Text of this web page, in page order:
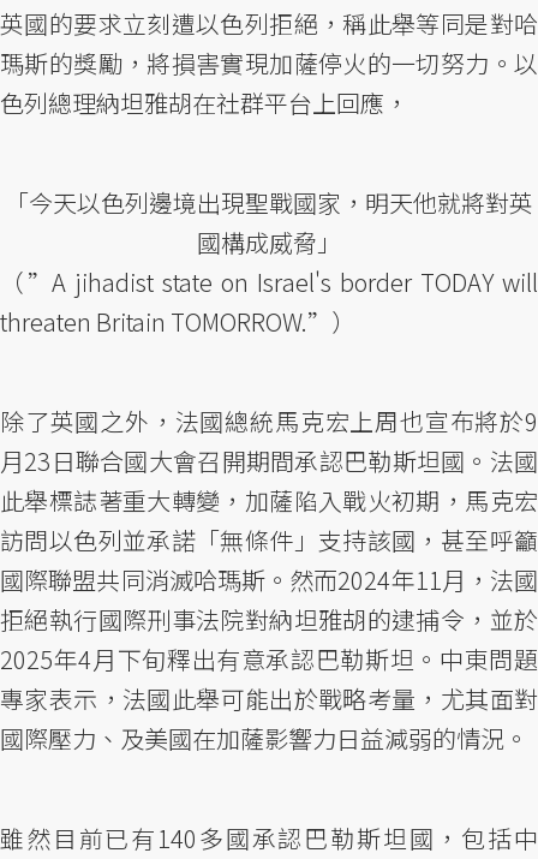
英國的要求立刻遭以色列拒絕，稱此舉等同是對哈
瑪斯的獎勵，將損害實現加薩停火的一切努力。以
色列總理納坦雅胡在社群平台上回應，
「今天以色列邊境出現聖戰國家，明天他就將對英
國構成威脅」
（”A jihadist state on Israel's border TODAY will
threaten Britain TOMORROW.”）
除了英國之外，法國總統馬克宏上周也宣布將於9
月23日聯合國大會召開期間承認巴勒斯坦國。法國
此舉標誌著重大轉變，加薩陷入戰火初期，馬克宏
訪問以色列並承諾「無條件」支持該國，甚至呼籲
國際聯盟共同消滅哈瑪斯。然而2024年11月，法國
拒絕執行國際刑事法院對納坦雅胡的逮捕令，並於
2025年4月下旬釋出有意承認巴勒斯坦。中東問題
專家表示，法國此舉可能出於戰略考量，尤其面對
國際壓力、及美國在加薩影響力日益減弱的情況。
雖然目前已有140多國承認巴勒斯坦國，包括中